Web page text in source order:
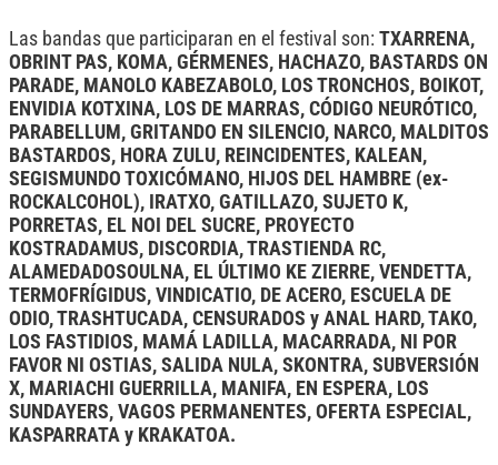
Las bandas que participaran en el festival son: TXARRENA,
OBRINT PAS, KOMA, GÉRMENES, HACHAZO, BASTARDS ON
PARADE, MANOLO KABEZABOLO, LOS TRONCHOS, BOIKOT,
ENVIDIA KOTXINA, LOS DE MARRAS, CÓDIGO NEURÓTICO,
PARABELLUM, GRITANDO EN SILENCIO, NARCO, MALDITOS
BASTARDOS, HORA ZULU, REINCIDENTES, KALEAN,
SEGISMUNDO TOXICÓMANO, HIJOS DEL HAMBRE (ex-
ROCKALCOHOL), IRATXO, GATILLAZO, SUJETO K,
PORRETAS, EL NOI DEL SUCRE, PROYECTO
KOSTRADAMUS, DISCORDIA, TRASTIENDA RC,
ALAMEDADOSOULNA, EL ÚLTIMO KE ZIERRE, VENDETTA,
TERMOFRÍGIDUS, VINDICATIO, DE ACERO, ESCUELA DE
ODIO, TRASHTUCADA, CENSURADOS y ANAL HARD, TAKO,
LOS FASTIDIOS, MAMÁ LADILLA, MACARRADA, NI POR
FAVOR NI OSTIAS, SALIDA NULA, SKONTRA, SUBVERSIÓN
X, MARIACHI GUERRILLA, MANIFA, EN ESPERA, LOS
SUNDAYERS, VAGOS PERMANENTES, OFERTA ESPECIAL,
KASPARRATA y KRAKATOA.